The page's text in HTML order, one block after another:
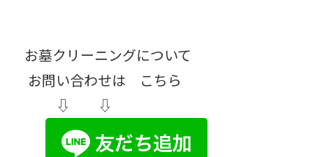
お墓クリーニングについて
お問い合わせは こちら
⇩ ⇩